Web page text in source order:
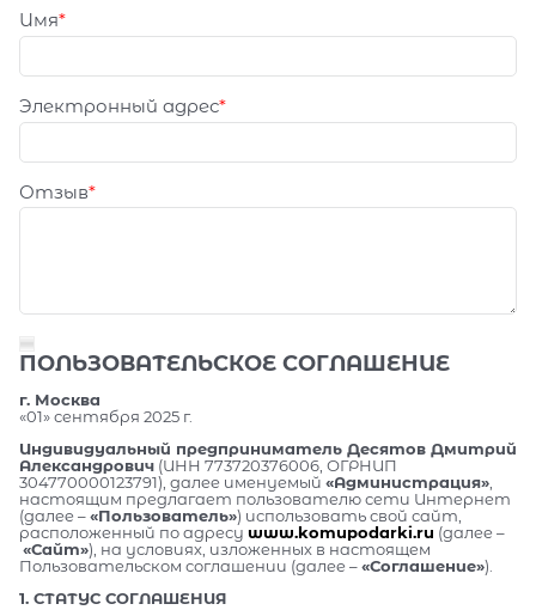
Имя
Электронный адрес
Отзыв
ПОЛЬЗОВАТЕЛЬСКОЕ СОГЛАШЕНИЕ
г. Москва
«01» сентября 2025 г.
Индивидуальный предприниматель Десятов Дмитрий
Александрович (ИНН 773720376006, ОГРНИП
304770000123791), далее именуемый «Администрация»,
настоящим предлагает пользователю сети Интернет
(далее –«Пользователь») использовать свой сайт,
расположенный по адресу www.komupodarki.ru (далее –
«Сайт»), на условиях, изложенных в настоящем
Пользовательском соглашении (далее –«Соглашение»).
1. СТАТУС СОГЛАШЕНИЯ